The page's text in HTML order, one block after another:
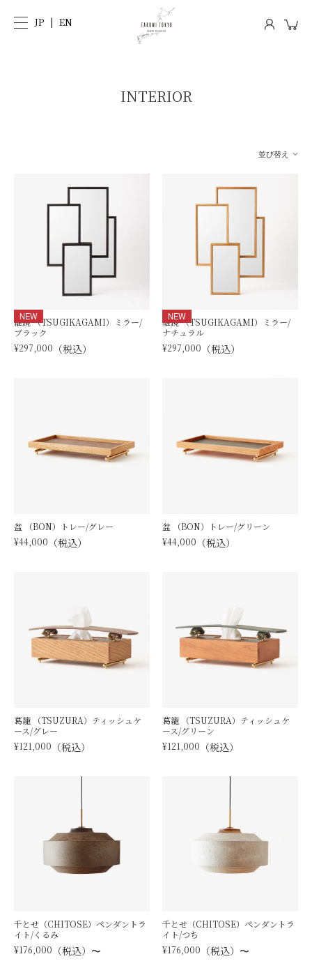
JP EN
INTERIOR
並び替え
NEW
継鏡 （TSUGIKAGAMI）ミラー/
ブラック
¥297,000 税込
NEW
継鏡 （TSUGIKAGAMI）ミラー/
ナチュラル
¥297,000 税込
盆 （BON）トレー/グレー
¥44,000 税込
盆 （BON）トレー/グリーン
¥44,000 税込
葛籠 （TSUZURA）ティッシュケ
ース/グレー
¥121,000 税込
葛籠 （TSUZURA）ティッシュケ
ース/グリーン
¥121,000 税込
千とせ（CHITOSE）ペンダントラ
イト/くるみ
¥176,000 税込 〜
千とせ（CHITOSE）ペンダントラ
イト/つち
¥176,000 税込 〜